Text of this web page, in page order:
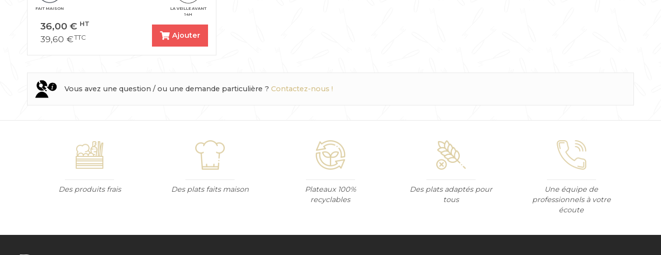
LA VEILLE AVANT
14H
FAIT MAISON
36,00 € HT
39,60 €TTC Ajouter
Vous avez une question / ou une demande particulière ? Contactez-nous !
Des produits frais Des plats faits maison
Plateaux 100%
recyclables
Des plats adaptés pour
tous
Une équipe de
professionnels à votre
écoute